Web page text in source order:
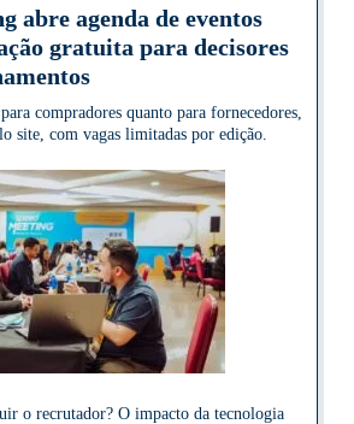
abre agenda de eventos
gratuita para decisores
compradores quanto para fornecedores,
site, com vagas limitadas por edição.
o recrutador? O impacto da tecnologia